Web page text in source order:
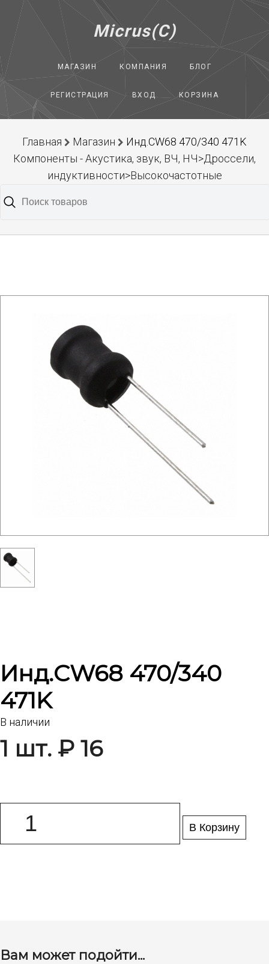
Micrus(C)
МАГАЗИН КОМПАНИЯ БЛОГ
РЕГИСТРАЦИЯ ВХОД КОРЗИНА
Главная Магазин
Инд.CW68 470/340 471K
Компоненты - Акустика, звук, ВЧ, НЧ>Дроссели,
индуктивности>Высокочастотные
Инд.CW68 470/340
471K
В наличии
1 шт. ₽ 16
В Корзину
Вам может подойти...